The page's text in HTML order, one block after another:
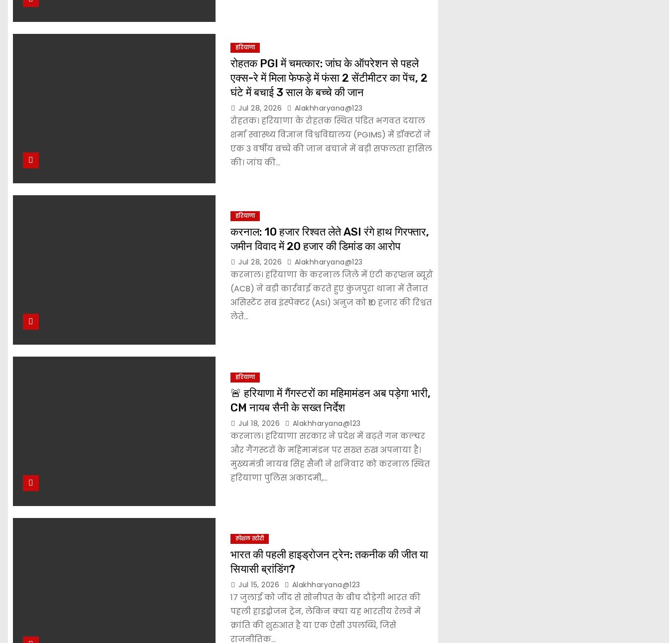
हरियाणा
रोहतक PGI में चमत्कार: जांघ के ऑपरेशन से पहले
एक्स-रे में मिला फेफड़े में फंसा 2 सेंटीमीटर का पेंच, 2
घंटे में बचाई 3 साल के बच्चे की जान
Jul 28, 2026 Alakhharyana@123
रोहतक। हरियाणा के रोहतक स्थित पंडित भगवत दयाल
शर्मा स्वास्थ्य विज्ञान विश्वविद्यालय (PGIMS) में डॉक्टरों ने
एक 3 वर्षीय बच्चे की जान बचाने में बड़ी सफलता हासिल
की। जांघ की…
हरियाणा
करनाल: ₹10 हजार रिश्वत लेते ASI रंगे हाथ गिरफ्तार,
जमीन विवाद में ₹20 हजार की डिमांड का आरोप
Jul 28, 2026 Alakhharyana@123
करनाल। हरियाणा के करनाल जिले में एंटी करप्शन ब्यूरो
(ACB) ने बड़ी कार्रवाई करते हुए कुंजपुरा थाना में तैनात
असिस्टेंट सब इंस्पेक्टर (ASI) अनुज को ₹10 हजार की रिश्वत
लेते…
हरियाणा
🚨 हरियाणा में गैंगस्टरों का महिमामंडन अब पड़ेगा भारी,
CM नायब सैनी के सख्त निर्देश
Jul 18, 2026 Alakhharyana@123
करनाल। हरियाणा सरकार ने प्रदेश में बढ़ते गन कल्चर
और गैंगस्टरों के महिमामंडन पर सख्त रुख अपनाया है।
मुख्यमंत्री नायब सिंह सैनी ने शनिवार को करनाल स्थित
हरियाणा पुलिस अकादमी,…
स्पेशल स्टोरी
भारत की पहली हाइड्रोजन ट्रेन: तकनीक की जीत या
सियासी ब्रांडिंग?
Jul 15, 2026 Alakhharyana@123
17 जुलाई को जींद से सोनीपत के बीच दौड़ेगी भारत की
पहली हाइड्रोजन ट्रेन, लेकिन क्या यह भारतीय रेलवे में
क्रांति की शुरुआत है या एक ऐसी उपलब्धि, जिसे
राजनीतिक…